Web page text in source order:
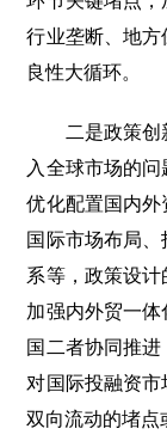
行业垄断、地
良性大循环。
二是政策创新
入全球市场的问
优化配置国内
国际市场布局
系等，政策设
加强内外贸一
国二者协同推
对国际投融资
双向流动的堵点